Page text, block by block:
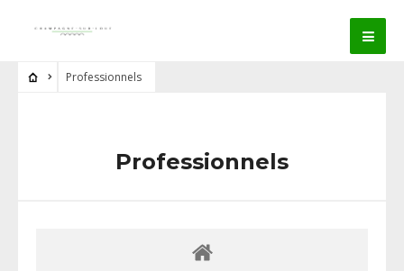
Professionnels
Professionnels